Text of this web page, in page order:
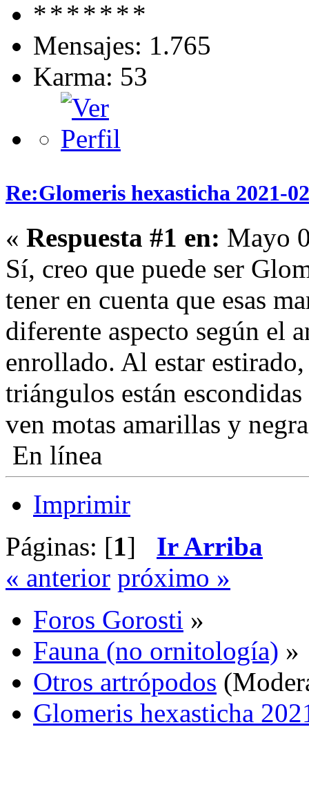
Mensajes: 1.765
Karma: 53
Re:Glomeris hexasticha 2021-
« Respuesta #1 en: Mayo
Sí, creo que puede ser
tener en cuenta que esas
diferente aspecto según el
enrollado. Al estar
triángulos están
ven motas amarillas y
En línea
Imprimir
Páginas: [1] Ir Arriba
« anterior próximo »
Foros Gorosti »
Fauna (no ornitología) »
Otros artrópodos
Glomeris hexasticha